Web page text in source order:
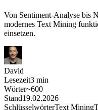
Von Sentiment-Analyse bis
modernes Text Mining
einsetzen.
David
Lesezeit3 min
Wörter~600
Stand19.02.2026
SchlüsselwörterText Mining